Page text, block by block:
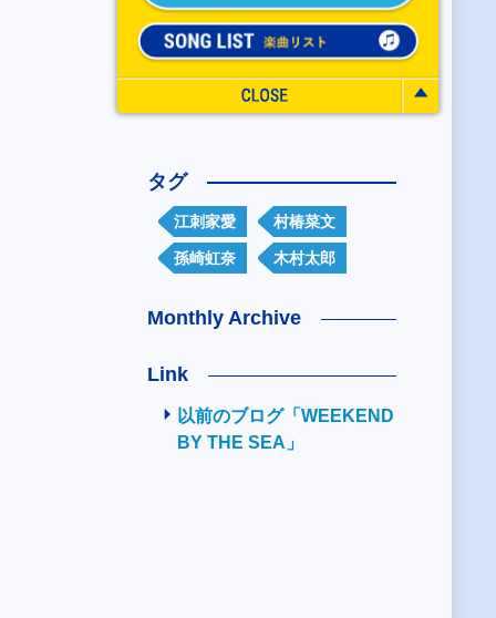
タグ
江刺家愛 村椿菜文
孫崎虹奈 木村太郎
Monthly Archive
Link
以前のブログ「WEEKEND
BY THE SEA」